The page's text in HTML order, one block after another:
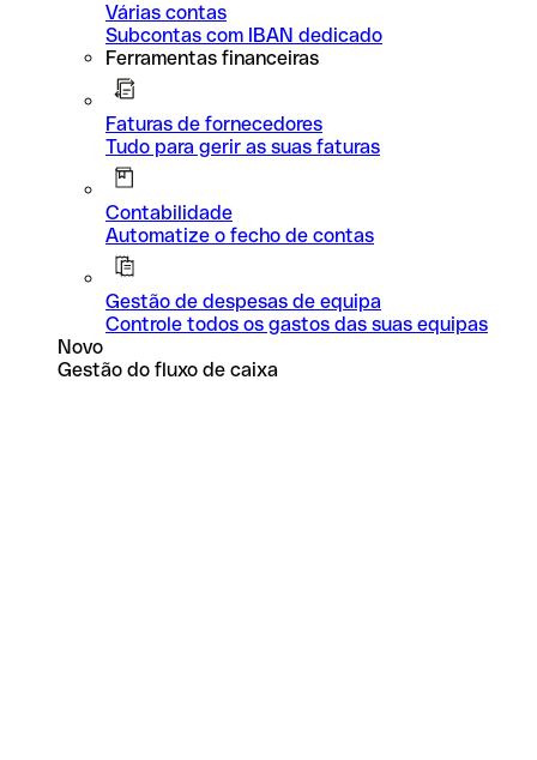
Várias contas
Subcontas com IBAN dedicado
Ferramentas financeiras
Faturas de fornecedores
Tudo para gerir as suas faturas
Contabilidade
Automatize o fecho de contas
Gestão de despesas de equipa
Controle todos os gastos das suas equipas
Novo
Gestão do fluxo de caixa